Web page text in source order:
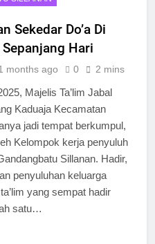
Sekedar Do’a Di
Hari
months ago 0 2 mins
Majelis Ta’lim Jabal
Kaduaja Kecamatan
jadi tempat berkumpul,
Kelompok kerja penyuluh
Sillanan. Hadir,
penyuluhan keluarga
yang sempat hadir
satu…